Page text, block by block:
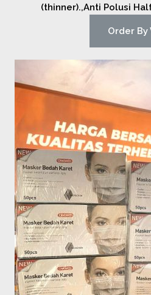
(thinner).,Anti Polusi
Order By